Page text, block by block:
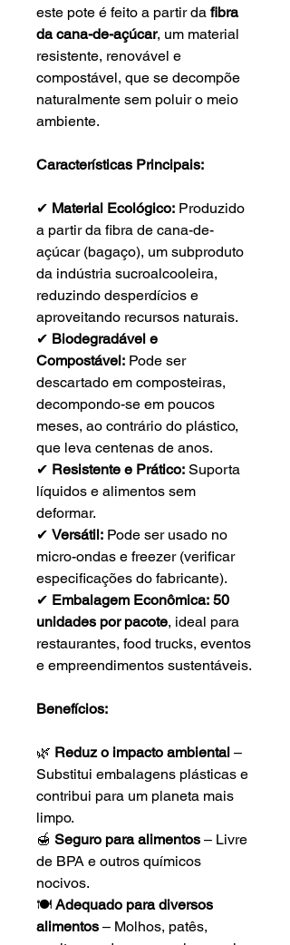
este pote é feito a partir da fibra
da cana-de-açúcar, um material
resistente, renovável e
compostável, que se decompõe
naturalmente sem poluir o meio
ambiente.
Características Principais:
✔ Material Ecológico: Produzido
a partir da fibra de cana-de-
açúcar (bagaço), um subproduto
da indústria sucroalcooleira,
reduzindo desperdícios e
aproveitando recursos naturais.
✔ Biodegradável e
Compostável: Pode ser
descartado em composteiras,
decompondo-se em poucos
meses, ao contrário do plástico,
que leva centenas de anos.
✔ Resistente e Prático: Suporta
líquidos e alimentos sem
deformar.
✔ Versátil: Pode ser usado no
micro-ondas e freezer (verificar
especificações do fabricante).
✔ Embalagem Econômica: 50
unidades por pacote, ideal para
restaurantes, food trucks, eventos
e empreendimentos sustentáveis.
Benefícios:
🌿 Reduz o impacto ambiental –
Substitui embalagens plásticas e
contribui para um planeta mais
limpo.
🍯 Seguro para alimentos – Livre
de BPA e outros químicos
nocivos.
🍽️ Adequado para diversos
alimentos – Molhos, patês,